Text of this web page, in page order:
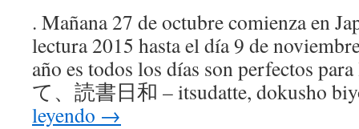
. Mañana 27 de octubre comienza en
lectura 2015 hasta el día 9 de
año es todos los días son perfectos
て、読書日和 – itsudatte, dokusho
leyendo →